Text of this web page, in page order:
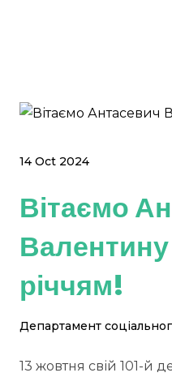
14 Oct 2024
Вітаємо
Валентину
річчям!
Департамент
13 жовтня свій 101-й